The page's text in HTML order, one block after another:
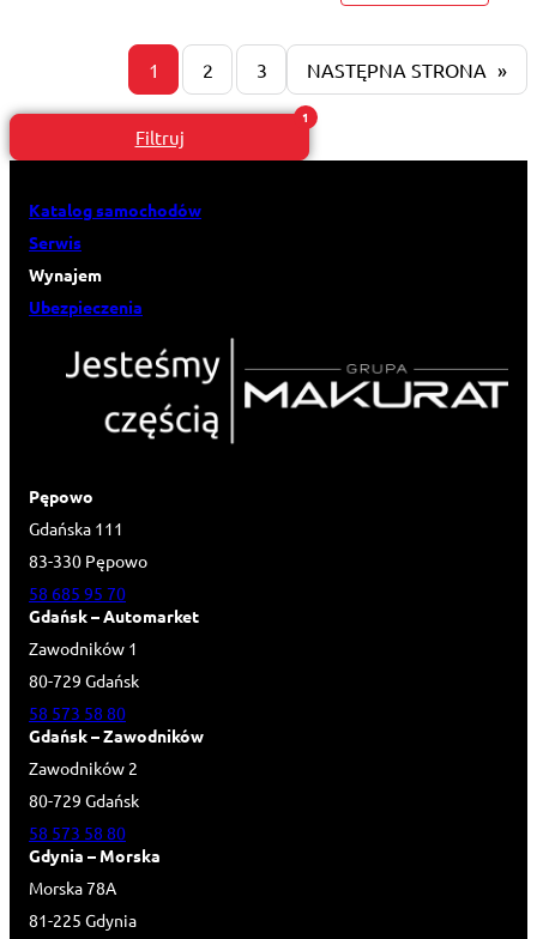
1 2 3 NASTĘPNA STRONA »
Filtruj
Katalog samochodów
Serwis
Wynajem
Ubezpieczenia
Pępowo
Gdańska 111
83-330 Pępowo
58 685 95 70
Gdańsk – Automarket
Zawodników 1
80-729 Gdańsk
58 573 58 80
Gdańsk – Zawodników
Zawodników 2
80-729 Gdańsk
58 573 58 80
Gdynia – Morska
Morska 78A
81-225 Gdynia